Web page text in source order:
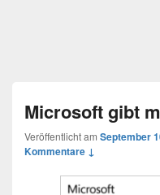
Microsoft gibt
Veröffentlicht am September
Kommentare ↓